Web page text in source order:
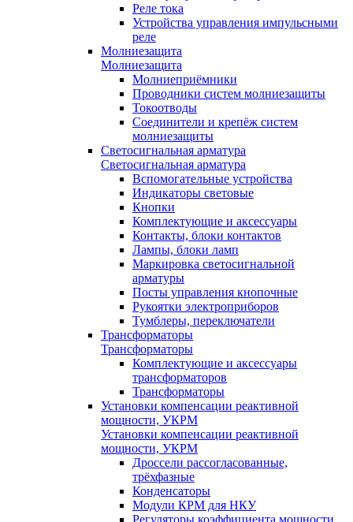
Реле тока
Устройства управления импульсными
реле
Молниезащита
Молниезащита
Молниеприёмники
Проводники систем молниезащиты
Токоотводы
Соединители и крепёж систем
молниезащиты
Светосигнальная арматура
Светосигнальная арматура
Вспомогательные устройства
Индикаторы световые
Кнопки
Комплектующие и аксессуары
Контакты, блоки контактов
Лампы, блоки ламп
Маркировка светосигнальной
арматуры
Посты управления кнопочные
Рукоятки электроприборов
Тумблеры, переключатели
Трансформаторы
Трансформаторы
Комплектующие и аксессуары
трансформаторов
Трансформаторы
Установки компенсации реактивной
мощности, УКРМ
Установки компенсации реактивной
мощности, УКРМ
Дроссели рассогласованные,
трёхфазные
Конденсаторы
Модули КРМ для НКУ
Регуляторы коэффициента мощности